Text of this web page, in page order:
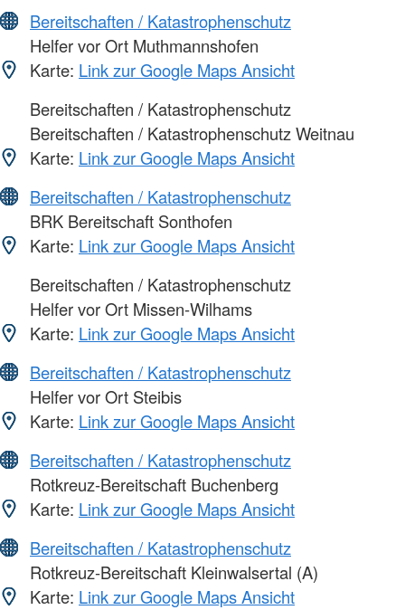
Bereitschaften / Katastrophenschutz
Helfer vor Ort Muthmannshofen
Karte: Link zur Google Maps Ansicht
Bereitschaften / Katastrophenschutz
Bereitschaften / Katastrophenschutz Weitnau
Karte: Link zur Google Maps Ansicht
Bereitschaften / Katastrophenschutz
BRK Bereitschaft Sonthofen
Karte: Link zur Google Maps Ansicht
Bereitschaften / Katastrophenschutz
Helfer vor Ort Missen-Wilhams
Karte: Link zur Google Maps Ansicht
Bereitschaften / Katastrophenschutz
Helfer vor Ort Steibis
Karte: Link zur Google Maps Ansicht
Bereitschaften / Katastrophenschutz
Rotkreuz-Bereitschaft Buchenberg
Karte: Link zur Google Maps Ansicht
Bereitschaften / Katastrophenschutz
Rotkreuz-Bereitschaft Kleinwalsertal (A)
Karte: Link zur Google Maps Ansicht